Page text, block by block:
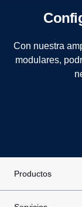
Con nuestra
modulares,
Productos